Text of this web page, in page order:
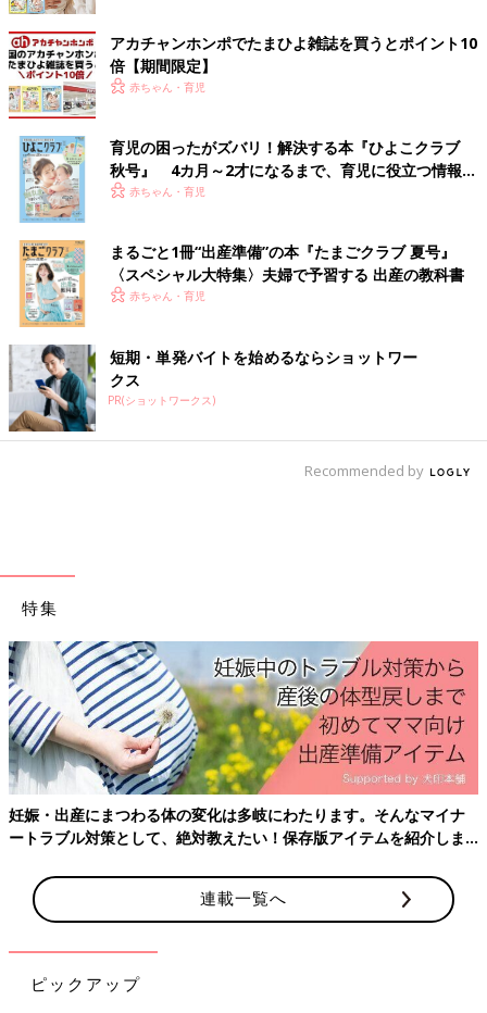
出典：Instagramアカウント「chice_11」
を。久しぶりにお子さんと2人でのおそろいコーデを楽しんだそ
黒のニット帽を合わせた、シンプルリンクコーデ！
アカチャンホンポでたまひよ雑誌を買うとポイント10
倍【期間限定】
赤ちゃん・育児
育児の困ったがズバリ！解決する本『ひよこクラブ
秋号』 4カ月～2才になるまで、育児に役立つ情報が
いっぱい！
赤ちゃん・育児
まるごと1冊“出産準備”の本『たまごクラブ 夏号』
〈スペシャル大特集〉夫婦で予習する 出産の教科書
赤ちゃん・育児
短期・単発バイトを始めるならショットワー
クス
PR(ショットワークス)
Recommended by
特集
妊娠・出産にまつわる体の変化は多岐にわたります。そんなマイナ
ートラブル対策として、絶対教えたい！保存版アイテムを紹介しま
連載一覧へ
ピックアップ